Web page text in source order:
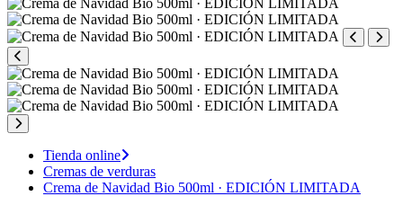
Tienda online
Cremas de verduras
Crema de Navidad Bio 500ml · EDICIÓN LIMITADA